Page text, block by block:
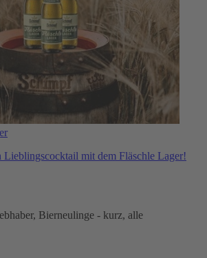
Lieblingscocktail mit dem Fläschle Lager!
Bierneulinge - kurz, alle